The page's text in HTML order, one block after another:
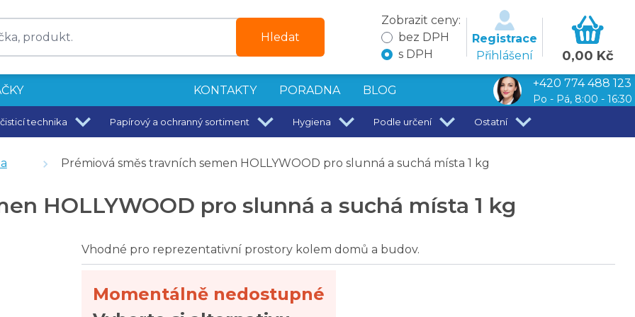
Hledat
Zobrazit ceny:
bez DPH
s DPH
Registrace
Přihlášení
0,00 Kč
KONTAKTY PORADNA BLOG
+420 774 488 123
Po - Pá, 8:00 - 16:30
technika Papírový a ochranný sortiment Hygiena Podle určení Ostatní
Prémiová směs travních semen HOLLYWOOD pro slunná a suchá místa 1 kg
HOLLYWOOD pro slunná a suchá místa 1 kg
Vhodné pro reprezentativní prostory kolem domů a budov.
Momentálně nedostupné